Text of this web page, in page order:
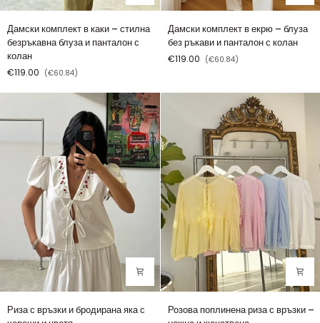
Дамски
комплект
в
каки
–
стилна
блуза
колан
Дамски комплект в каки – стилна
безръкавна блуза и панталон с
колан
€119.00 (€60.84)
Дамски
комплект
в
екрю
блуза
панталон
с
колан
Дамски комплект в екрю – блуза
без ръкави и панталон с колан
€119.00 (€60.84)
Риза
с
Риза с връзки и бродирана яка с
Розова
поплинена
Розова поплинена риза с връзки –